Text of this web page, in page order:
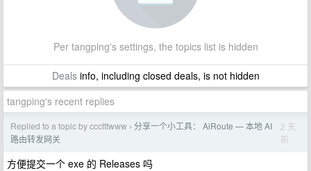
Per tangping's settings, the topics list is hidden
Dealsinfo, including closed deals, is not hidden
tangping's recent replies
Replied to a topic by ccctttwww › 分享一个小工具： AiRoute — 本地 AI
路由转发网关
2 天
前
方便提交一个 exe 的 Releases 吗